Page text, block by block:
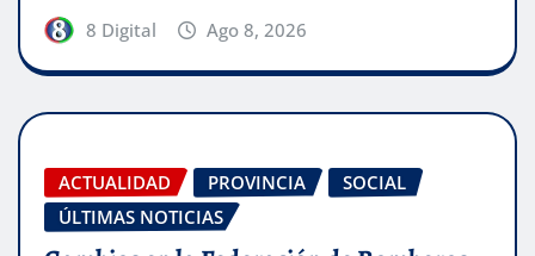
8 Digital Ago 8, 2026
ACTUALIDAD PROVINCIA
SOCIAL
ÚLTIMAS NOTICIAS